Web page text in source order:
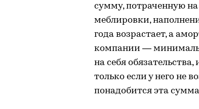
сумму, потраченную
меблировки,
года возрастает, а
компании —
на себя
только если у него не
понадобится эта